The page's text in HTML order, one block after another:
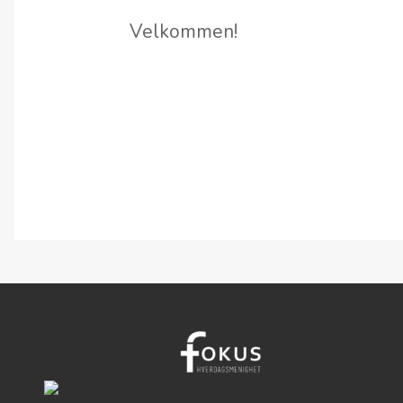
Velkommen!